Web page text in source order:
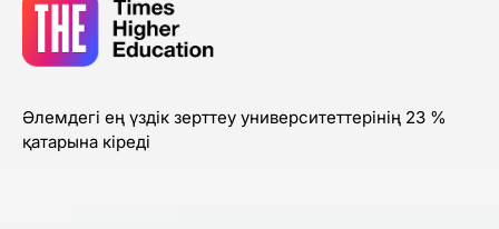
Әлемдегі ең үздік зерттеу университеттерінің 23 %
қатарына кіреді